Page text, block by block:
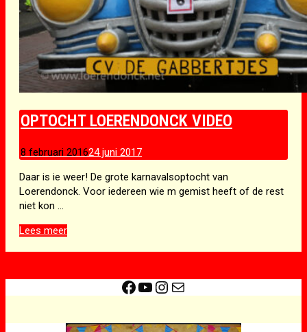
OPTOCHT LOERENDONCK VIDEO
8 februari 201624 juni 2017
Daar is ie weer! De grote karnavalsoptocht van
Loerendonck. Voor iedereen wie m gemist heeft of de rest
niet kon …
Optocht
Lees meer
Facebook
YouTube
Instagram
E-mail